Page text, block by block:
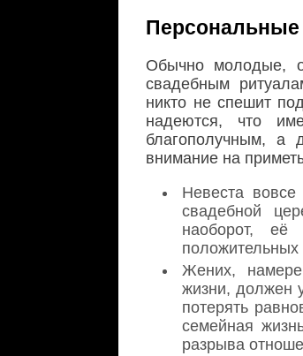
Обычно молодые,
свадебным
никто не спешит
надеются, что
благополучным, а
внимание на
Невеста
свадебной
наоборот, её
положительных
Жених,
жизни, должен
потерять
семейная
разрыва